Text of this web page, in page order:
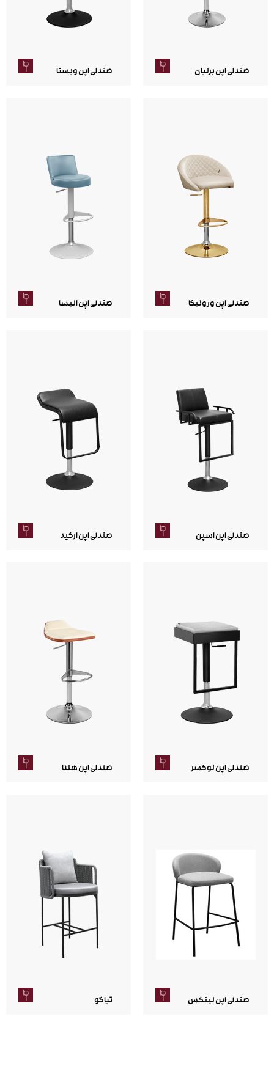
صندلی اپن برلیان صندلی اپن ویستا
صندلی اپن ورونیکا صندلی اپن الیسا
صندلی اپن اسپن صندلی اپن ارکید
صندلی اپن لوکسر صندلی اپن هلنا
صندلی اپن لینکس تیاگو